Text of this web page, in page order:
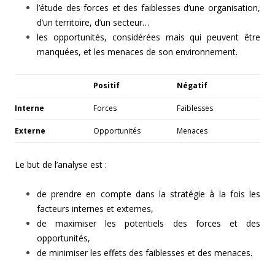
l’étude des forces et des faiblesses d’une organisation,
d’un territoire, d’un secteur…
les opportunités, considérées mais qui peuvent être
manquées, et les menaces de son environnement.
Positif Négatif
Interne Forces Faiblesses
Externe Opportunités Menaces
Le but de l’analyse est :
de prendre en compte dans la stratégie à la fois les
facteurs internes et externes,
de maximiser les potentiels des forces et des
opportunités,
de minimiser les effets des faiblesses et des menaces.